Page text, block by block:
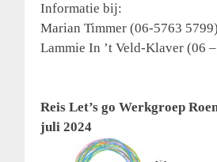
Informatie bij:
Marian Timmer (06-5763
Lammie In ’t Veld-Klaver (06
Reis Let’s go Werkgroep
juli 2024